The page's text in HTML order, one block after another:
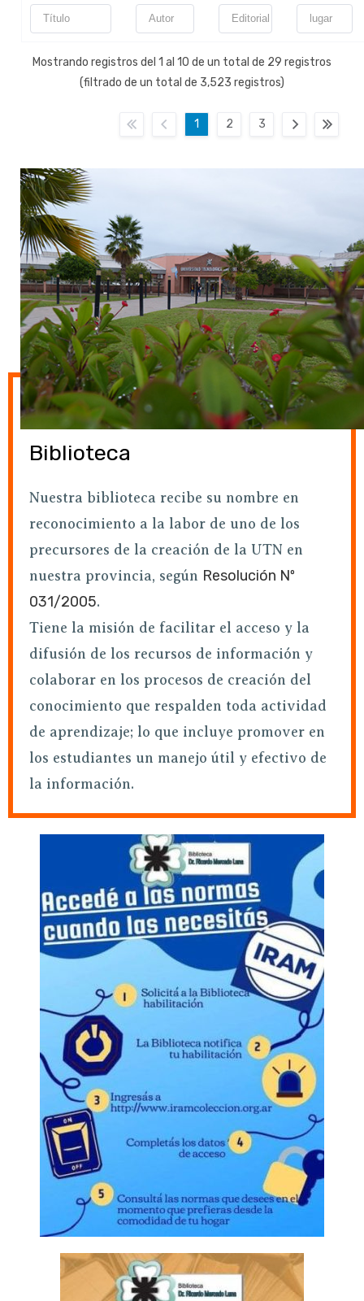
Mostrando registros del 1 al 10 de un total de 29 registros
(filtrado de un total de 3,523 registros)
1 2 3
Biblioteca
Nuestra biblioteca recibe su nombre en
reconocimiento a la labor de uno de los
precursores de la creación de la UTN en
nuestra provincia, según Resolución Nº
031/2005.
Tiene la misión de facilitar el acceso y la
difusión de los recursos de información y
colaborar en los procesos de creación del
conocimiento que respalden toda actividad
de aprendizaje; lo que incluye promover en
los estudiantes un manejo útil y efectivo de
la información.